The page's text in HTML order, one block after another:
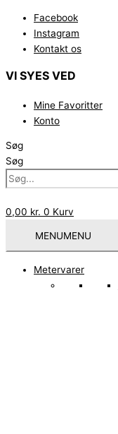
indholdet
Facebook
Instagram
Kontakt os
VI SYES VED
Mine Favoritter
Konto
Søg
Søg
0,00 kr. 0 Kurv
MENUMENU
Metervarer